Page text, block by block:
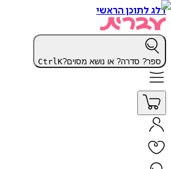
דלג לתוכן הראשי
ספר? סדרה? או נושא מסוים? CtrlK